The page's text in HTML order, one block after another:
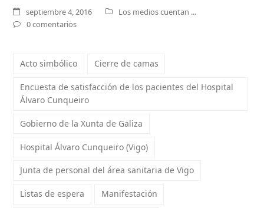
septiembre 4, 2016
Los medios cuentan ...
0 comentarios
Acto simbólico Cierre de camas
Encuesta de satisfacción de los pacientes del Hospital
Álvaro Cunqueiro
Gobierno de la Xunta de Galiza
Hospital Álvaro Cunqueiro (Vigo)
Junta de personal del área sanitaria de Vigo
Listas de espera Manifestación